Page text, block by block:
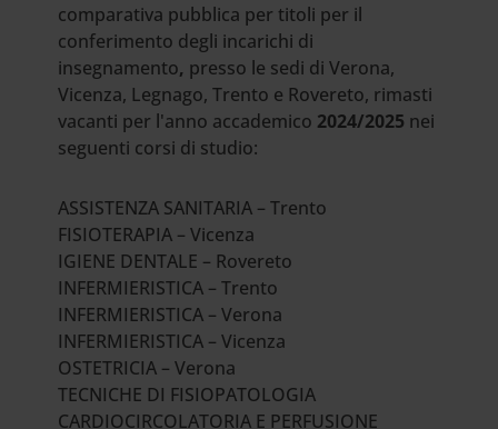
comparativa pubblica per titoli per il
conferimento degli incarichi di
insegnamento, presso le sedi di Verona,
Vicenza, Legnago, Trento e Rovereto, rimasti
vacanti per l'anno accademico 2024/2025 nei
seguenti corsi di studio:
ASSISTENZA SANITARIA – Trento
FISIOTERAPIA – Vicenza
IGIENE DENTALE – Rovereto
INFERMIERISTICA – Trento
INFERMIERISTICA – Verona
INFERMIERISTICA – Vicenza
OSTETRICIA – Verona
TECNICHE DI FISIOPATOLOGIA
CARDIOCIRCOLATORIA E PERFUSIONE